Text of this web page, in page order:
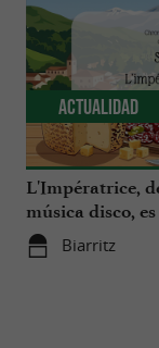
L'Impératrice,
música disco,
Biarritz
Actualidad